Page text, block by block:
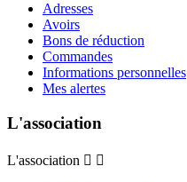
Adresses
Avoirs
Bons de réduction
Commandes
Informations personnelles
Mes alertes
L'association
L'association  